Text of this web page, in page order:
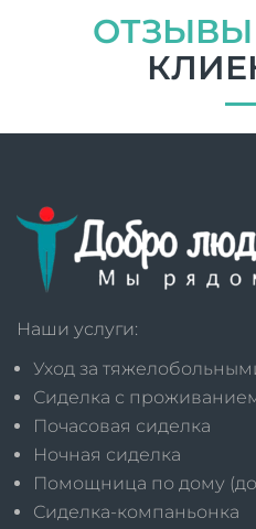
Наши услуги:
Уход за
Сиделка с
Почасовая сиделка
Ночная сиделка
Помощница по дому
Сиделка-компаньонка